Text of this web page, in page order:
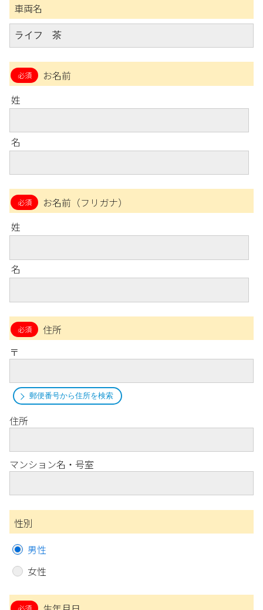
車両名
お名前
姓
名
お名前（フリガナ）
姓
名
住所
〒
郵便番号から住所を検索
住所
マンション名・号室
性別
男性
女性